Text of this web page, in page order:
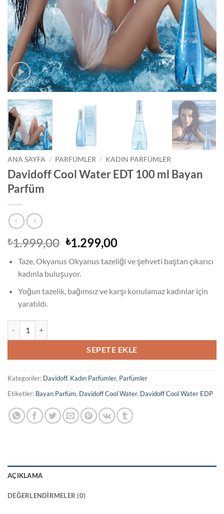
ANA SAYFA / PARFÜMLER / KADIN PARFÜMLER
Davidoff Cool Water EDT 100 ml Bayan
Parfüm
₺1.999,00 Orijinal
₺1.999,00.
₺1.299,00Şu
fiyat:
Taze, Okyanus Okyanus tazeliği ve şehveti baştan çıkarıcı
kadınla buluşuyor.
Yoğun tazelik, bağımsız ve karşı konulamaz kadınlar için
yaratıldı.
SEPETE EKLE
Kategoriler: Davidoff, Kadın Parfümler, Parfümler
Etiketler: Bayan Parfüm, Davidoff Cool Water, Davidoff Cool Water EDP
AÇIKLAMA
DEĞERLENDIRMELER (0)